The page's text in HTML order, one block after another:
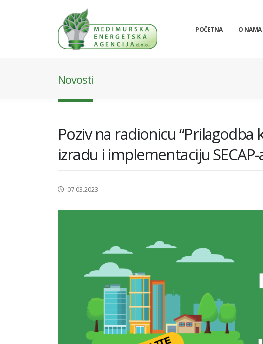
POČETNA O NAMA
Novosti
Poziv na radionicu
izradu i implementaciju SECAP-
07.03.2023